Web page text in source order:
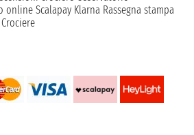
online Scalapay Klarna Rassegna stampa